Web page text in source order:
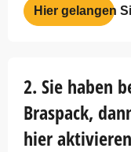
Hier gelangen
2. Sie haben
Braspack,
hier